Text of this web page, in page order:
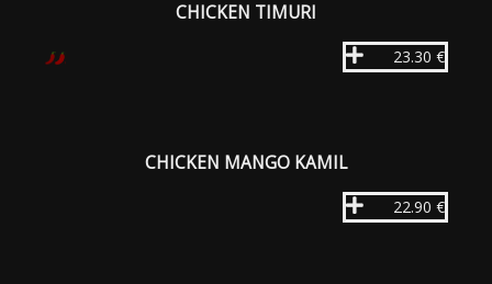
CHICKEN TIMURI
23.30 €
CHICKEN MANGO KAMIL
22.90 €